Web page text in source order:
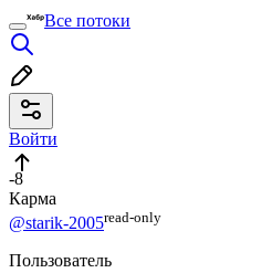
Все потоки
Войти
-8
Карма
@starik-2005read⁠-⁠only
Пользователь